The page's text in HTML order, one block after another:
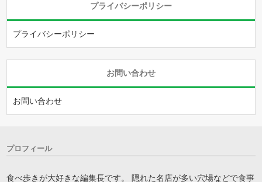
プライバシーポリシー
プライバシーポリシー
お問い合わせ
お問い合わせ
プロフィール
食べ歩きが大好きな編集長です。 隠れた名店が多い穴場などで食事